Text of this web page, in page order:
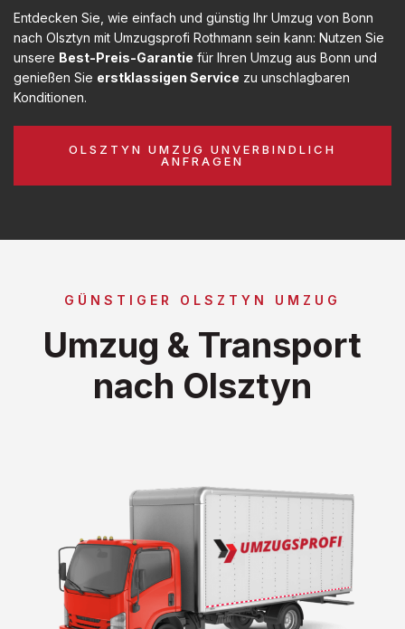
Entdecken Sie, wie einfach und günstig Ihr Umzug von Bonn
nach Olsztyn mit Umzugsprofi Rothmann sein kann: Nutzen Sie
unsere Best-Preis-Garantie für Ihren Umzug aus Bonn und
genießen Sie erstklassigen Service zu unschlagbaren
Konditionen.
OLSZTYN UMZUG UNVERBINDLICH
ANFRAGEN
GÜNSTIGER OLSZTYN UMZUG
Umzug & Transport
nach Olsztyn